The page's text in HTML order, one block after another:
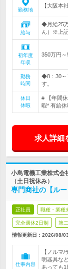
勤務地
【大阪本
給与
◆月給25
ん）※上
初年度
年収
350万円～
勤務
時間
◆8：30～
す。
休日
休暇
# 【年間
暇* 有給
求人詳細
小島電機工業株式会
（土日祝休み）
専門商社の【ル
正社員 職種・業種
完全週休2日制 第
情報更新日：2026/08/03
仕事内容
【ノルマ
明器具な
あっても